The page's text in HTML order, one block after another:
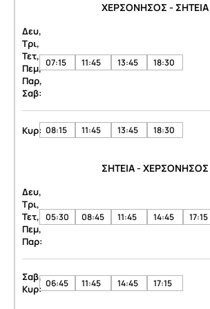
ΧΕΡΣΟΝΗΣΟΣ - ΣΗΤΕΙΑ
Δευ,
Τρι,
Τετ,
Πεμ,
Παρ,
Σαβ:
07:15 11:45 13:45 18:30
Κυρ: 08:15 11:45 13:45 18:30
ΣΗΤΕΙΑ - ΧΕΡΣΟΝΗΣΟΣ
Δευ,
Τρι,
Τετ,
Πεμ,
Παρ:
05:30 08:45 11:45 14:45 17:15
Σαβ,
Κυρ: 06:45 11:45 14:45 17:15